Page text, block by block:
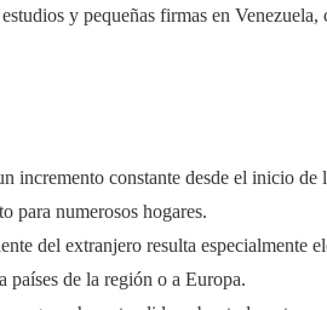
y pequeñas firmas en
incremento constante desde el inicio de
para numerosos hogares.
del extranjero resulta especialmente
países de la región o a Europa.